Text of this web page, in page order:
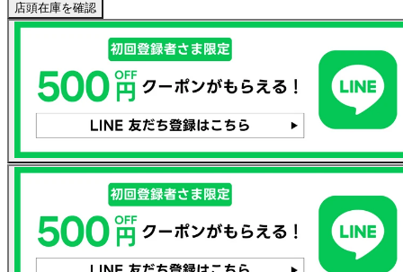
店頭在庫を確認